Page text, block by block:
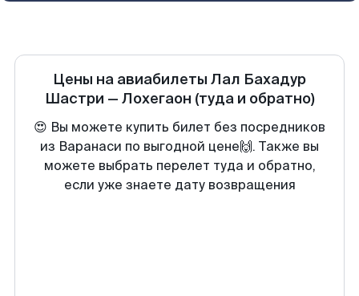
Цены на авиабилеты Лал Бахадур
Шастри — Лохегаон (туда и обратно)
😍 Вы можете купить билет без посредников
из Варанаси по выгодной цене🙌. Также вы
можете выбрать перелет туда и обратно,
если уже знаете дату возвращения